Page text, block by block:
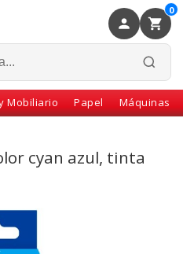
0
Mobiliario Papel Máquinas
cyan azul, tinta